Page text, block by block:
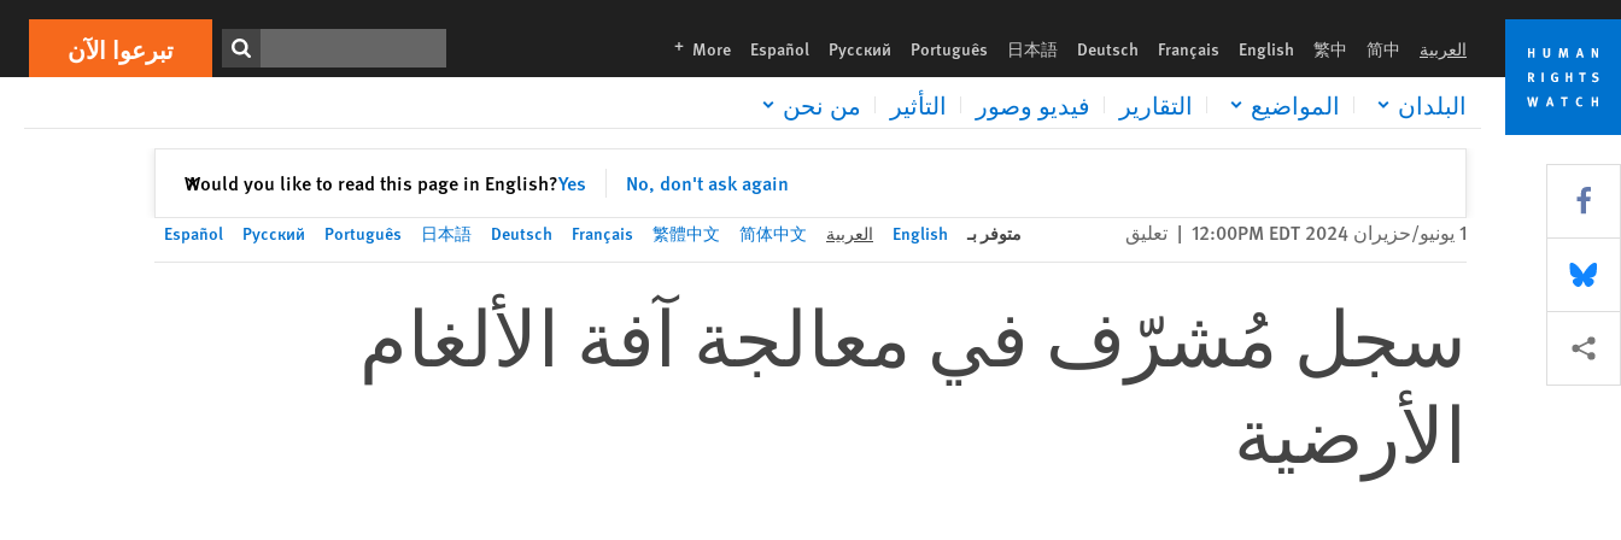
Skip
cookie
privacy
notice
Skip
main
content
العربية 简中
繁中
English
Français
Deutsch
日本語
Português
Русский
Español
More
languages تبرعوا الآن
البلدان المواضيع التقارير فيديو وصور التأثير من نحن
Would you like to read this page in English?Yes No, don't ask again
✕إغلاق
Print تبرعوا الآن
1 يونيو/حزيران 2024 12:00PM EDT | تعليق متوفر بـ English العربية 简体中文
繁體中文
Français
Deutsch
日本語
Português
Русский
Español
سجل مُشرّف في معالجة آفة الألغام
الأرضية
Share this via Facebook
Share this via Bluesky
Share this via مشاركة